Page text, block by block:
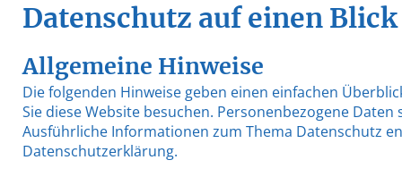
Datenschutz auf einen Blick
Allgemeine Hinweise
Die folgenden Hinweise geben einen einfachen
Sie diese Website besuchen. Personenbezogene
Ausführliche Informationen zum Thema Datenschutz
Datenschutzerklärung.